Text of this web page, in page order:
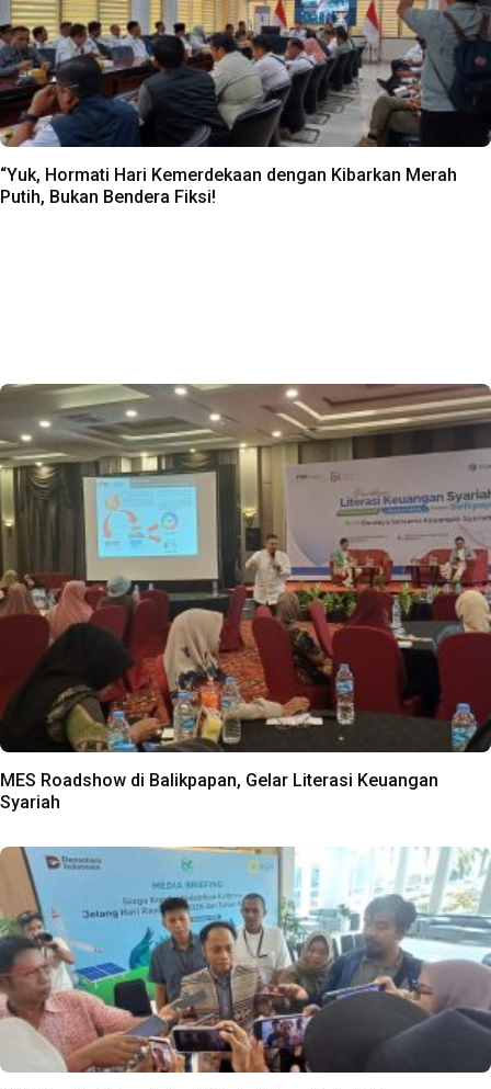
“Yuk, Hormati Hari Kemerdekaan dengan Kibarkan Merah
Putih, Bukan Bendera Fiksi!
MES Roadshow di Balikpapan, Gelar Literasi Keuangan
Syariah